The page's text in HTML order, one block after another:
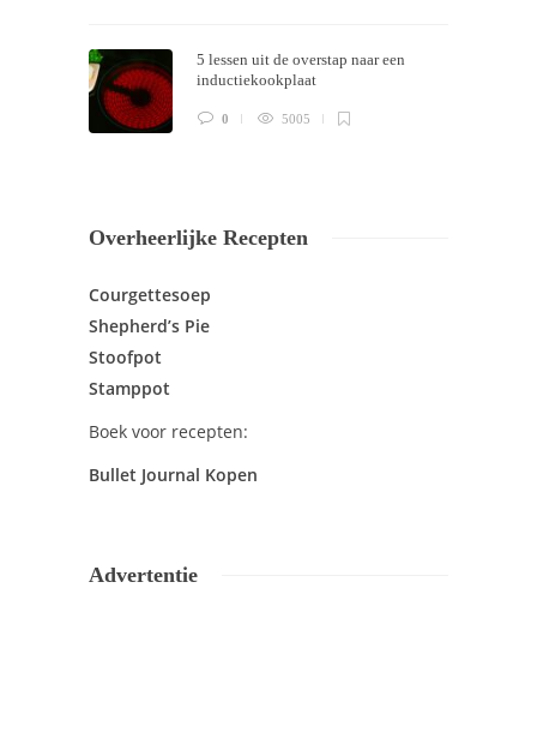
5 lessen uit de overstap naar een
inductiekookplaat
0 5005
Overheerlijke Recepten
Courgettesoep
Shepherd’s Pie
Stoofpot
Stamppot
Boek voor recepten:
Bullet Journal Kopen
Advertentie